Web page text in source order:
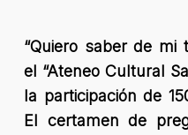
“Quiero saber de mi
el “Ateneo Cultural
la participación de
El certamen de